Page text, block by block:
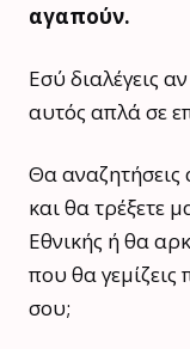
αγαπούν.
Εσύ διαλέγεις
αυτός απλά σε
Θα αναζητήσεις
και θα τρέξετε
Εθνικής ή θα
που θα γεμίζεις
σου;